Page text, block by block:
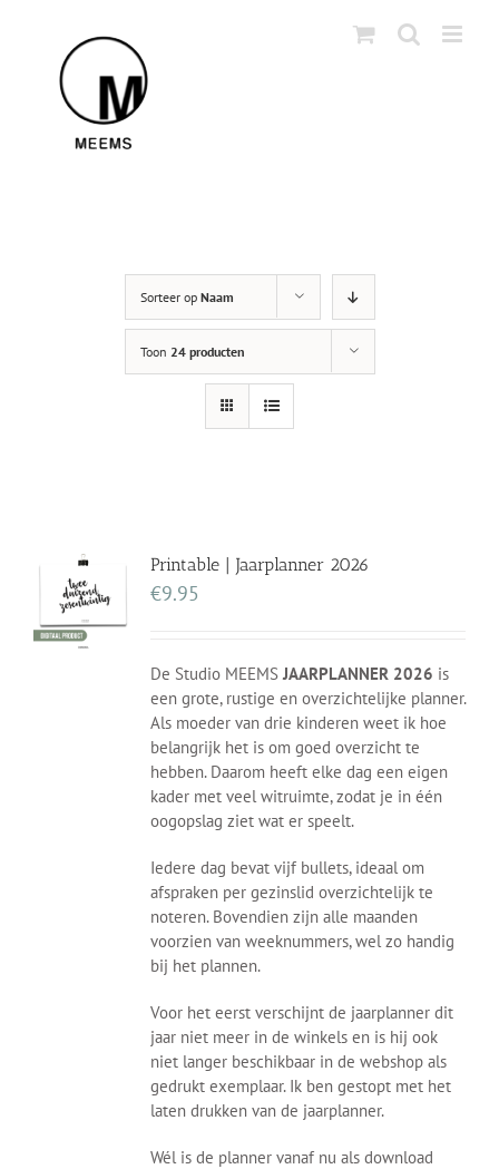
Sorteer op Naam
Toon 24 producten
Printable | Jaarplanner 2026
€9.95
De Studio MEEMSJAARPLANNER 2026 is
een grote, rustige en overzichtelijke planner.
Als moeder van drie kinderen weet ik hoe
belangrijk het is om goed overzicht te
hebben. Daarom heeft elke dag een eigen
kader met veel witruimte, zodat je in één
oogopslag ziet wat er speelt.
Iedere dag bevat vijf bullets, ideaal om
afspraken per gezinslid overzichtelijk te
noteren. Bovendien zijn alle maanden
voorzien van weeknummers, wel zo handig
bij het plannen.
Voor het eerst verschijnt de jaarplanner dit
jaar niet meer in de winkels en is hij ook
niet langer beschikbaar in de webshop als
gedrukt exemplaar. Ik ben gestopt met het
laten drukken van de jaarplanner.
Wél is de planner vanaf nu als download